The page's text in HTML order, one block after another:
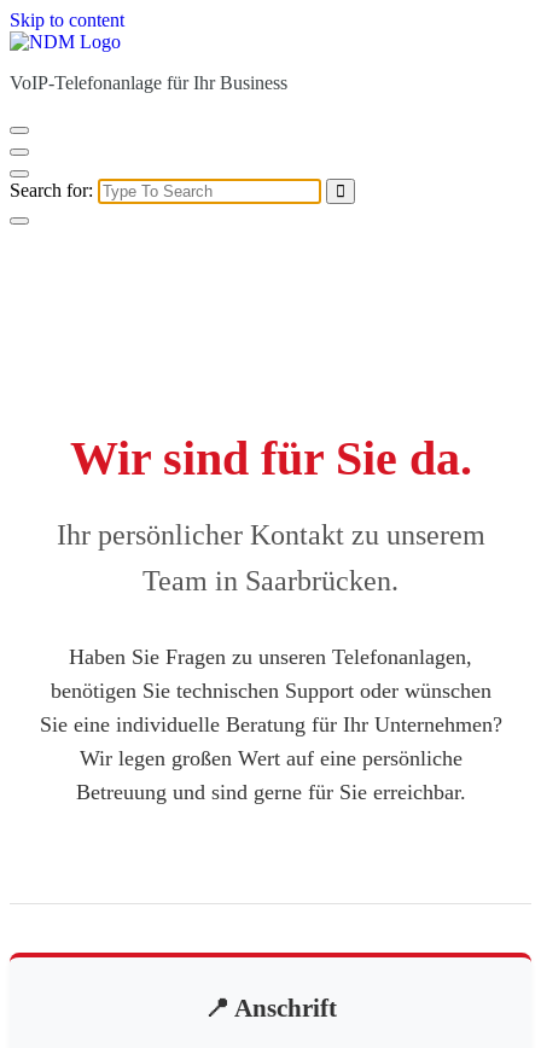
Skip to content
VoIP-Telefonanlage für Ihr Business
Search for:
Wir sind für Sie da.
Ihr persönlicher Kontakt zu unserem
Team in Saarbrücken.
Haben Sie Fragen zu unseren Telefonanlagen,
benötigen Sie technischen Support oder wünschen
Sie eine individuelle Beratung für Ihr Unternehmen?
Wir legen großen Wert auf eine persönliche
Betreuung und sind gerne für Sie erreichbar.
📍 Anschrift